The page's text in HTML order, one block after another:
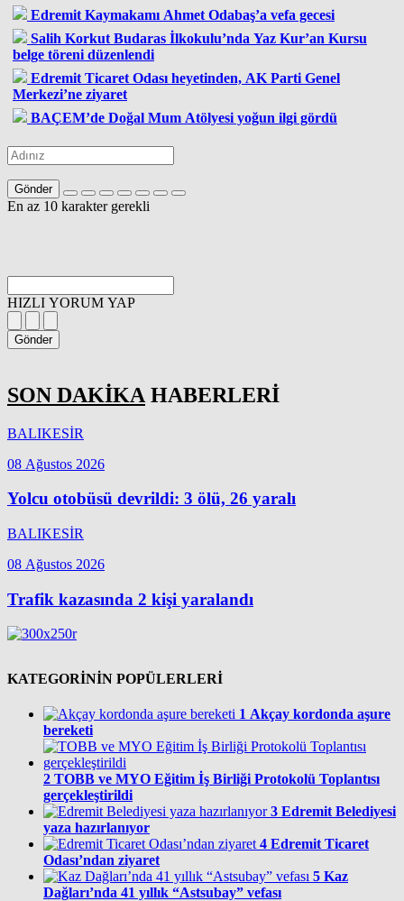
Edremit Kaymakamı Ahmet Odabaş’a vefa gecesi
Salih Korkut Budaras İlkokulu’nda Yaz Kur’an Kursu
belge töreni düzenlendi
Edremit Ticaret Odası heyetinden, AK Parti Genel
Merkezi’ne ziyaret
BAÇEM’de Doğal Mum Atölyesi yoğun ilgi gördü
Gönder
En az 10 karakter gerekli
HIZLI YORUM YAP
Gönder
SON DAKİKA HABERLERİ
BALIKESİR
08 Ağustos 2026
Yolcu otobüsü devrildi: 3 ölü, 26 yaralı
BALIKESİR
08 Ağustos 2026
Trafik kazasında 2 kişi yaralandı
KATEGORİNİN POPÜLERLERİ
1 Akçay kordonda aşure
bereketi
2 TOBB ve MYO Eğitim İş Birliği Protokolü Toplantısı
gerçekleştirildi
3 Edremit Belediyesi
yaza hazırlanıyor
4 Edremit Ticaret
Odası’ndan ziyaret
5 Kaz
Dağları’nda 41 yıllık “Astsubay” vefası